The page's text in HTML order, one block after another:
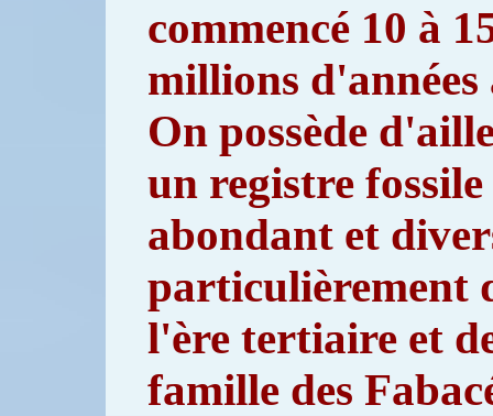
commencé 10 à
millions d'années
On possède
un registre
abondant et
particulièrement
l'ère tertiaire et
famille des